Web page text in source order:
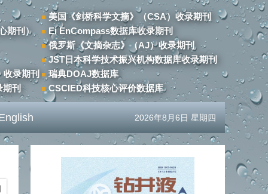
期刊）
录期刊
刊
美国《剑桥科学文摘》（CSA）收录期刊
Ei EnCompass数据库收录期刊
俄罗斯《文摘杂志》（AJ）收录期刊
JST日本科学技术振兴机构数据库收录期刊
瑞典DOAJ数据库
CSCIED科技核心评价数据库
2026年8月6日 星期四